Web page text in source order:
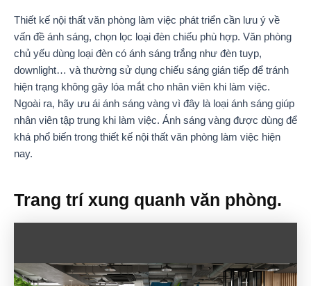
Thiết kế nội thất văn phòng làm việc phát triển cần lưu ý về
vấn đề ánh sáng, chọn lọc loại đèn chiếu phù hợp. Văn phòng
chủ yếu dùng loại đèn có ánh sáng trắng như đèn tuyp,
downlight… và thường sử dụng chiếu sáng gián tiếp để tránh
hiện trạng không gây lóa mắt cho nhân viên khi làm việc.
Ngoài ra, hãy ưu ái ánh sáng vàng vì đây là loại ánh sáng giúp
nhân viên tập trung khi làm việc. Ánh sáng vàng được dùng để
khá phổ biến trong thiết kế nội thất văn phòng làm việc hiện
nay.
Trang trí xung quanh văn phòng.